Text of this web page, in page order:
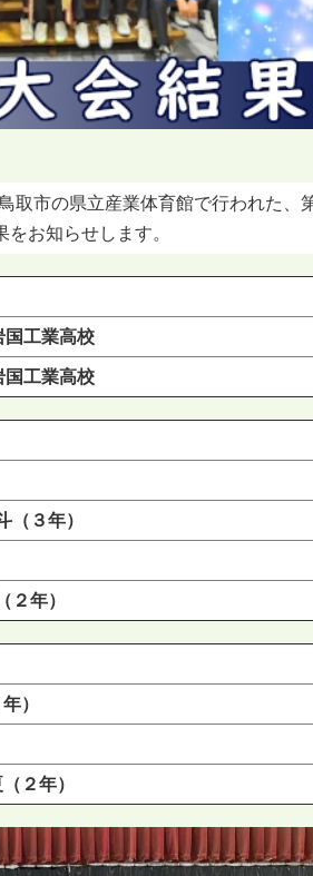
取市の県立産業体育館で行われた、
お知らせします。
工業高校
工業高校
（３年）
２年）
）
２年）